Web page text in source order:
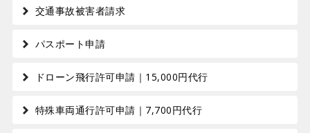
交通事故被害者請求
パスポート申請
ドローン飛行許可申請｜15,000円代行
特殊車両通行許可申請｜7,700円代行